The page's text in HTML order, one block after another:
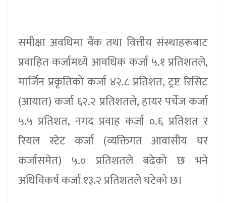
समीक्षा अवधिमा बैंक तथा वित्तीय संस्थाहरूबाट
प्रवाहित कर्जामध्ये आवधिक कर्जा ५.१ प्रतिशतले,
मार्जिन प्रकृतिको कर्जा ४२.८ प्रतिशत, ट्रष्ट रिसिट
(आयात) कर्जा ६२.२ प्रतिशतले, हायर पर्चेज कर्जा
५.५ प्रतिशत, नगद प्रवाह कर्जा ०.६ प्रतिशत र
रियल स्टेट कर्जा (व्यक्तिगत आवासीय घर
कर्जासमेत) ५.० प्रतिशतले बढेको छ भने
अधिविकर्ष कर्जा १३.२ प्रतिशतले घटेको छ।